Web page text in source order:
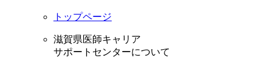
トップページ
滋賀県医師キャリア
サポートセンターについて